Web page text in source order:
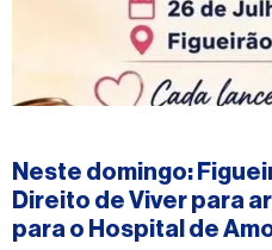
Neste domingo:
Direito de Viver para
para o Hospital de